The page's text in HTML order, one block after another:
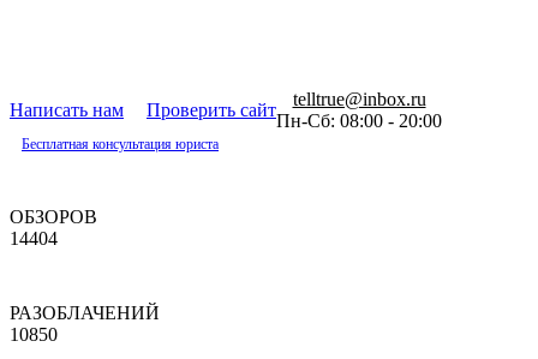
Написать нам Проверить сайт
telltrue@inbox.ru
Пн-Сб: 08:00 - 20:00
Бесплатная консультация юриста
ОБЗОРОВ
14404
РАЗОБЛАЧЕНИЙ
10850